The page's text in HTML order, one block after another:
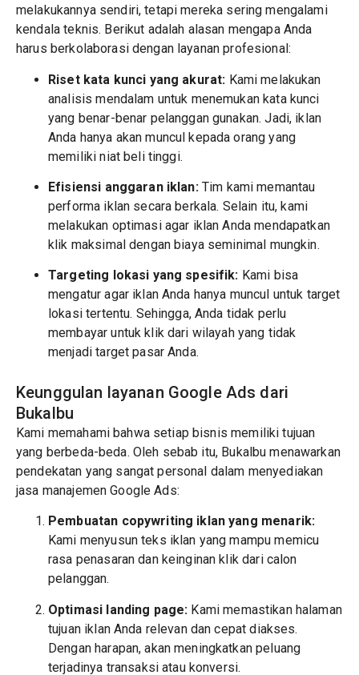
melakukannya sendiri, tetapi mereka sering mengalami
kendala teknis. Berikut adalah alasan mengapa Anda
harus berkolaborasi dengan layanan profesional:
Riset kata kunci yang akurat: Kami melakukan
analisis mendalam untuk menemukan kata kunci
yang benar-benar pelanggan gunakan. Jadi, iklan
Anda hanya akan muncul kepada orang yang
memiliki niat beli tinggi.
Efisiensi anggaran iklan:Tim kami memantau
performa iklan secara berkala. Selain itu, kami
melakukan optimasi agar iklan Anda mendapatkan
klik maksimal dengan biaya seminimal mungkin.
Targeting lokasi yang spesifik: Kami bisa
mengatur agar iklan Anda hanya muncul untuk target
lokasi tertentu. Sehingga, Anda tidak perlu
membayar untuk klik dari wilayah yang tidak
menjadi target pasar Anda.
Keunggulan layanan Google Ads dari
Bukalbu
Kami memahami bahwa setiap bisnis memiliki tujuan
yang berbeda-beda. Oleh sebab itu, Bukalbu menawarkan
pendekatan yang sangat personal dalam menyediakan
jasa manajemen Google Ads:
Pembuatan copywriting iklan yang menarik:
Kami menyusun teks iklan yang mampu memicu
rasa penasaran dan keinginan klik dari calon
pelanggan.
Optimasi landing page: Kami memastikan halaman
tujuan iklan Anda relevan dan cepat diakses.
Dengan harapan, akan meningkatkan peluang
terjadinya transaksi atau konversi.